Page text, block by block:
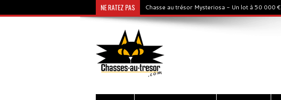
NE RATEZ PAS Chasse au trésor Mysteriosa - Un lot à 50 000 €